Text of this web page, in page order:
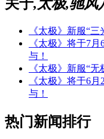
关于,太极,驰风
《太极》新服“
《太极》将于7
与！
《太极》新服“
《太极》将于6
与！
热门新闻排行